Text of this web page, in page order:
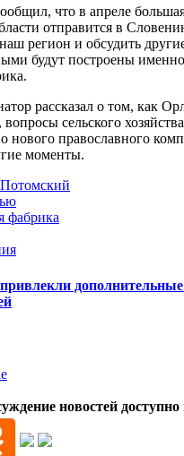
что в апреле
отправится в
регион и обсудить
будут построены
рассказал о том, как
сельского
нового православного
моменты.
фабрика
новостей доступно